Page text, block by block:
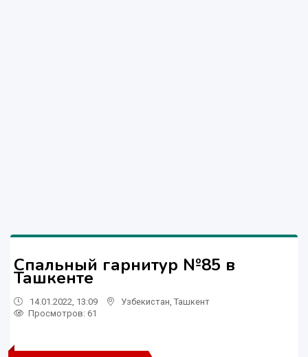
Спальный гарнитур №85 в
Ташкенте
14.01.2022, 13:09 Узбекистан Ташкент
Просмотров: 61